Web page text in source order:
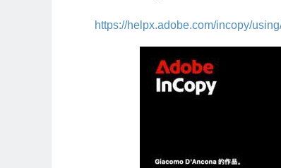
https://helpx.adobe.com/incopy/